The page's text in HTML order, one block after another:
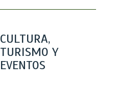
CULTURA,
TURISMO Y
EVENTOS